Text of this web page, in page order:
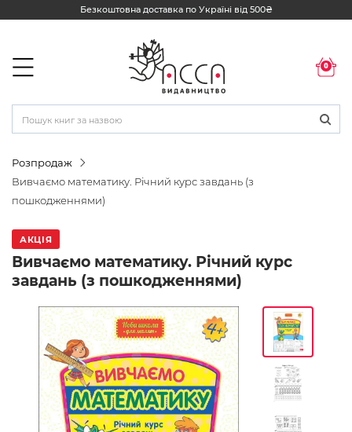
Безкоштовна доставка по Україні від 500₴
0
Розпродаж
Вивчаємо математику. Річний курс завдань (з
пошкодженнями)
АКЦІЯ
Вивчаємо математику. Річний курс
завдань (з пошкодженнями)